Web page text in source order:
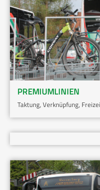
PREMIUMLINIEN
Taktung, Verknüpfung,